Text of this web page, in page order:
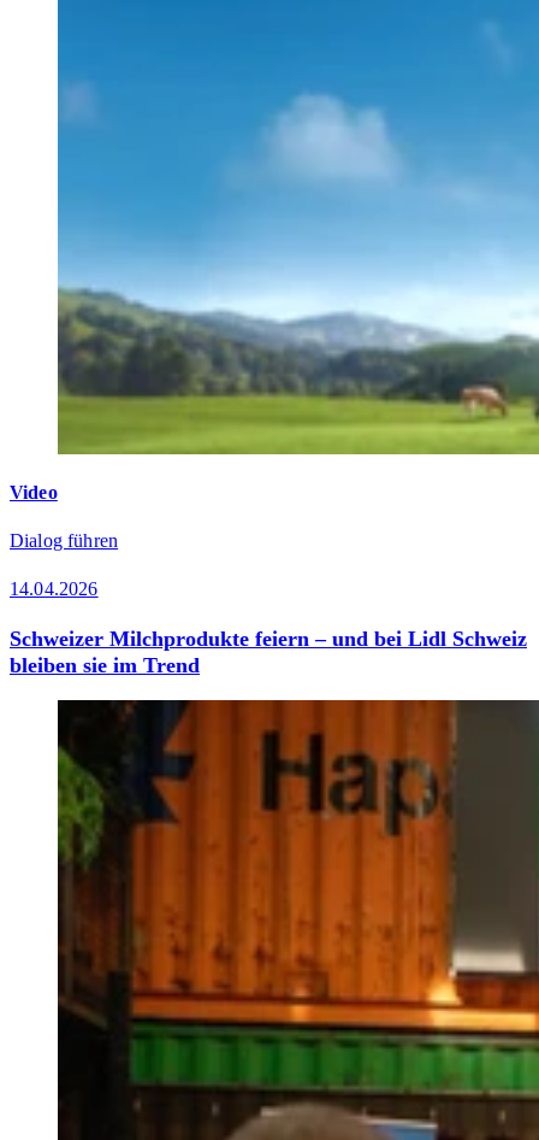
Video
Dialog führen
14.04.2026
Schweizer Milchprodukte feiern – und bei Lidl Schweiz
bleiben sie im Trend